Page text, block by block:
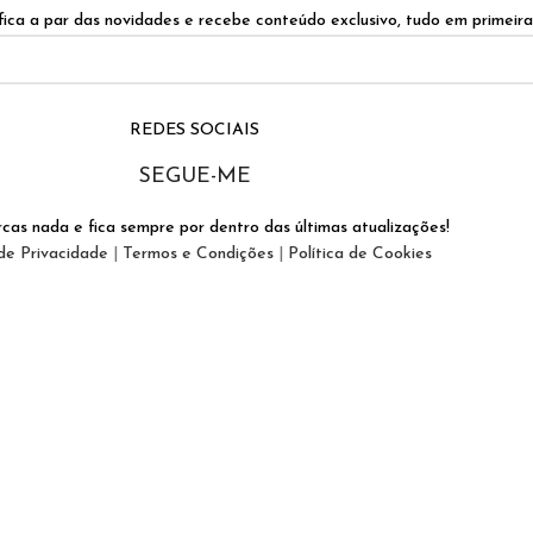
a par das novidades e recebe conteúdo exclusivo, tudo em
REDES SOCIAIS
SEGUE-ME
nada e fica sempre por dentro das últimas atualizações!
Privacidade Termos e Condições Política de Cookies